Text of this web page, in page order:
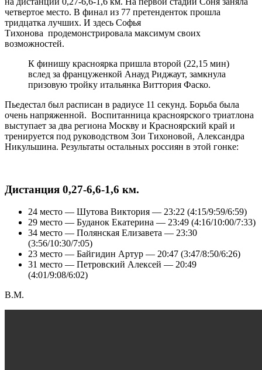
четвертое место. В финал из 77 претенденток прошла
тридцатка лучших. И здесь Софья
Тихонова продемонстрировала максимум своих
возможностей.
К финишу красноярка пришла второй (22,15 мин)
вслед за француженкой Анауд Риджаут, замкнула
призовую тройку итальянка Виттория Фаско.
Пьедестал был расписан в радиусе 11 секунд. Борьба была
очень напряженной. Воспитанница красноярского триатлона
выступает за два региона Москву и Красноярский край и
тренируется под руководством Зои Тихоновой, Александра
Никульшина. Результаты остальных россиян в этой гонке:
Дистанция 0,27-6,6-1,6 км.
24 место — Шутова Виктория — 23:22 (4:15/9:59/6:59)
29 место — Буданок Екатерина — 23:49 (4:16/10:00/7:33)
34 место — Полянская Елизавета — 23:30
(3:56/10:30/7:05)
23 место — Байгидин Артур — 20:47 (3:47/8:50/6:26)
31 место — Петровский Алексей — 20:49
(4:01/9:08/6:02)
В.М.